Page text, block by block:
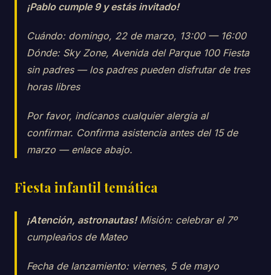
¡Pablo cumple 9 y estás invitado!
Cuándo: domingo, 22 de marzo, 13:00 — 16:00
Dónde: Sky Zone, Avenida del Parque 100 Fiesta
sin padres — los padres pueden disfrutar de tres
horas libres
Por favor, indícanos cualquier alergia al
confirmar. Confirma asistencia antes del 15 de
marzo — enlace abajo.
Fiesta infantil temática
¡Atención, astronautas!Misión: celebrar el 7º
cumpleaños de Mateo
Fecha de lanzamiento: viernes, 5 de mayo